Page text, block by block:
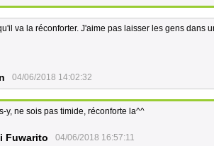
va la réconforter. J'aime pas laisser les gens dans
04/06/2018 14:02:32
y, ne sois pas timide, réconforte la^^
Fuwarito 04/06/2018 16:57:11